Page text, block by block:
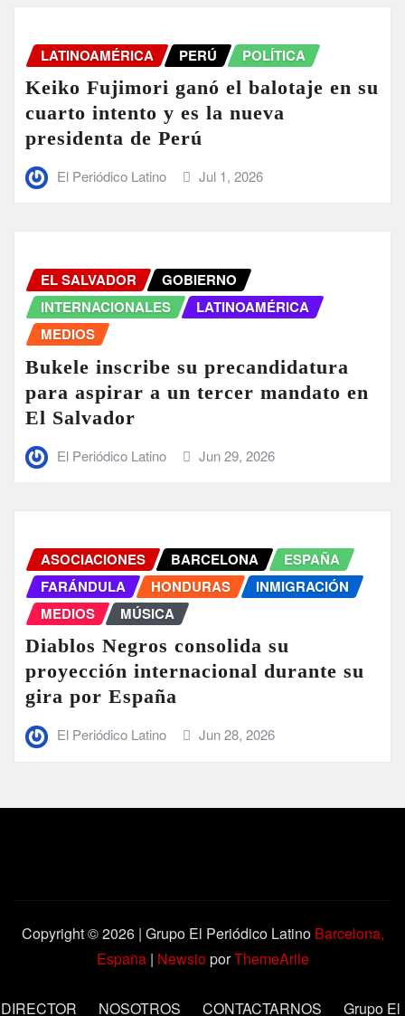
LATINOAMÉRICA PERÚ POLÍTICA
Keiko Fujimori ganó el balotaje en su
cuarto intento y es la nueva
presidenta de Perú
El Periódico Latino Jul 1, 2026
EL SALVADOR
GOBIERNO
INTERNACIONALES
LATINOAMÉRICA
MEDIOS
Bukele inscribe su precandidatura
para aspirar a un tercer mandato en
El Salvador
El Periódico Latino Jun 29, 2026
ASOCIACIONES BARCELONA
ESPAÑA
FARÁNDULA
HONDURAS
INMIGRACIÓN
MEDIOS
MÚSICA
Diablos Negros consolida su
proyección internacional durante su
gira por España
El Periódico Latino Jun 28, 2026
Copyright © 2026 | Grupo El Periódico Latino Barcelona,
España | NewsioporThemeArile
DIRECTOR NOSOTROS CONTACTARNOS Grupo El